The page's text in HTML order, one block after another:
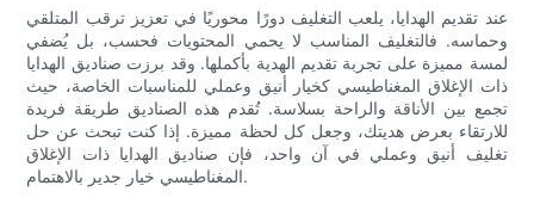
عند تقديم الهدايا، يلعب التغليف دورًا محوريًا في تعزيز ترقب المتلقي
وحماسه. فالتغليف المناسب لا يحمي المحتويات فحسب، بل يُضفي
لمسة مميزة على تجربة تقديم الهدية بأكملها. وقد برزت صناديق الهدايا
ذات الإغلاق المغناطيسي كخيار أنيق وعملي للمناسبات الخاصة، حيث
تجمع بين الأناقة والراحة بسلاسة. تُقدم هذه الصناديق طريقة فريدة
للارتقاء بعرض هديتك، وجعل كل لحظة مميزة. إذا كنت تبحث عن حل
تغليف أنيق وعملي في آن واحد، فإن صناديق الهدايا ذات الإغلاق
المغناطيسي خيار جدير بالاهتمام.